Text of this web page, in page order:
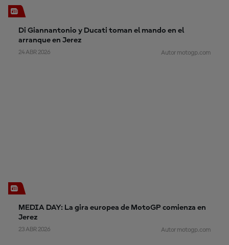
Di Giannantonio y Ducati toman el mando en el
arranque en Jerez
24 ABR 2026 Autor motogp.com
MEDIA DAY: La gira europea de MotoGP comienza en
Jerez
23 ABR 2026 Autor motogp.com